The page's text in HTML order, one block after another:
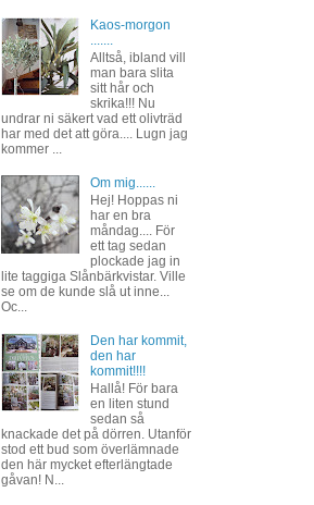
Kaos-morgon
Alltså, ibland vill
man bara slita
sitt hår och
skrika!!! Nu
undrar ni säkert vad ett olivträd
har med det att göra.... Lugn jag
kommer ...
Om mig......
Hej! Hoppas ni
har en bra
måndag.... För
ett tag sedan
plockade jag in
lite taggiga Slånbärkvistar. Ville
se om de kunde slå ut inne...
Oc...
Den har kommit,
den har
kommit!!!!
Hallå! För bara
en liten stund
sedan så
knackade det på dörren. Utanför
stod ett bud som överlämnade
den här mycket efterlängtade
gåvan! N...